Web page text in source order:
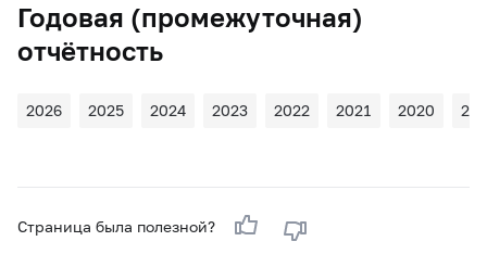
Годовая (промежуточная)
отчётность
2026 2025 2024 2023 2022 2021 2020
Страница была полезной?